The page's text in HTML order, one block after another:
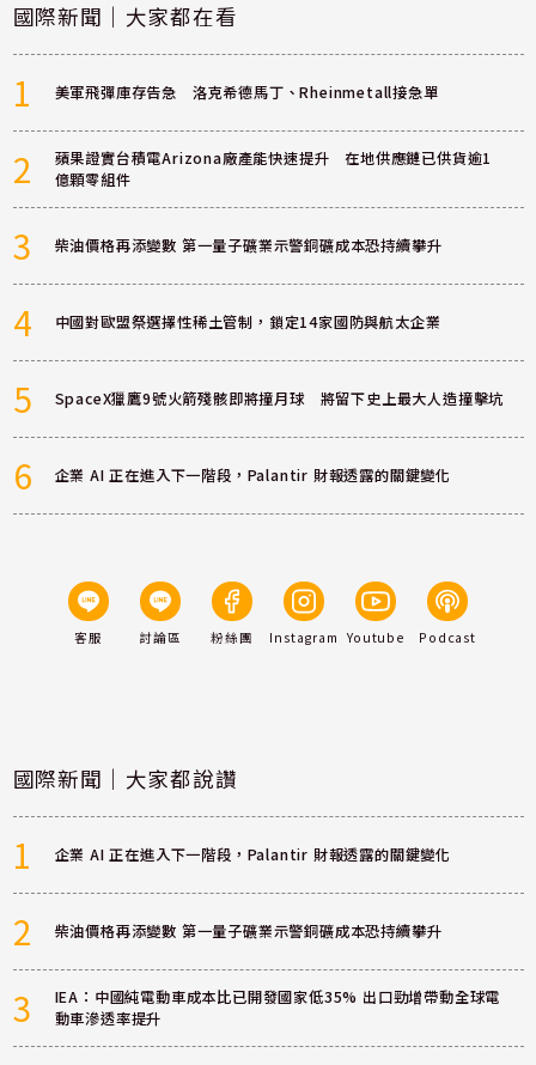
國際新聞｜大家都在看
1 美軍飛彈庫存告急 洛克希德馬丁、Rheinmetall接急單
2
蘋果證實台積電Arizona廠產能快速提升 在地供應鏈已供貨逾1
億顆零組件
3 柴油價格再添變數 第一量子礦業示警銅礦成本恐持續攀升
4 中國對歐盟祭選擇性稀土管制，鎖定14家國防與航太企業
5 SpaceX獵鷹9號火箭殘骸即將撞月球 將留下史上最大人造撞擊坑
6 企業 AI 正在進入下一階段，Palantir 財報透露的關鍵變化
客服 討論區 粉絲團 Instagram Youtube Podcast
國際新聞｜大家都說讚
1 企業 AI 正在進入下一階段，Palantir 財報透露的關鍵變化
2 柴油價格再添變數 第一量子礦業示警銅礦成本恐持續攀升
3
IEA：中國純電動車成本比已開發國家低35% 出口勁增帶動全球電
動車滲透率提升